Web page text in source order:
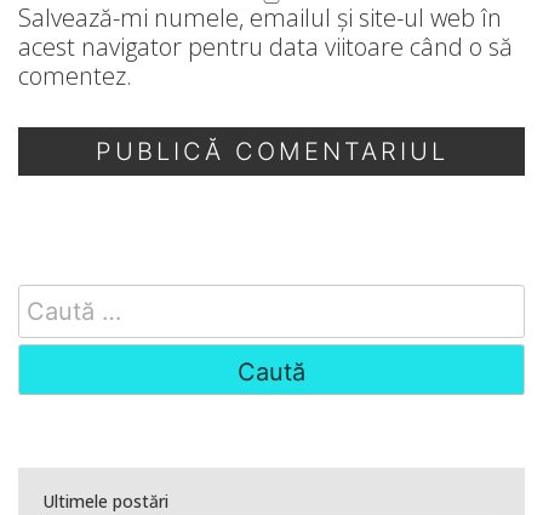
Salvează-mi numele, emailul și site-ul web în
acest navigator pentru data viitoare când o să
comentez.
Search
for:
Ultimele postări